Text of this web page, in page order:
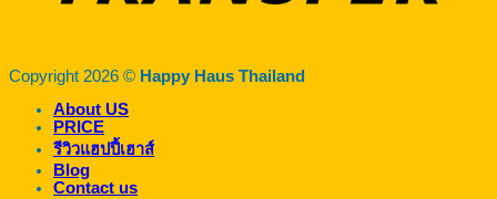
Copyright 2026 © Happy Haus Thailand
About US
PRICE
รีวิวแฮปปี้เฮาส์
Blog
Contact us